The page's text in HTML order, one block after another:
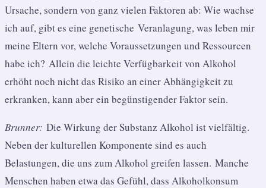
Ursache, sondern von ganz vielen Faktoren ab: Wie wachse
ich auf, gibt es eine genetische Veranlagung, was leben mir
meine Eltern vor, welche Voraussetzungen und Ressourcen
habe ich? Allein die leichte Verfügbarkeit von Alkohol
erhöht noch nicht das Risiko an einer Abhängigkeit zu
erkranken, kann aber ein begünstigender Faktor sein.
Brunner: Die Wirkung der Substanz Alkohol ist vielfältig.
Neben der kulturellen Komponente sind es auch
Belastungen, die uns zum Alkohol greifen lassen. Manche
Menschen haben etwa das Gefühl, dass Alkoholkonsum